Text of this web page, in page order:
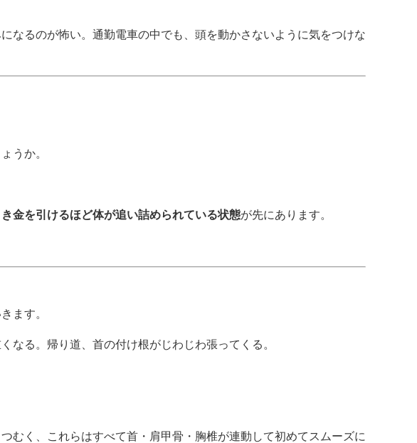
なるのが怖い。通勤電車の中でも、頭を動かさないように気をつけな
うか。
き金を引けるほど体が追い詰められている状態が先にあります。
ます。
なる。帰り道、首の付け根がじわじわ張ってくる。
むく、これらはすべて首・肩甲骨・胸椎が連動して初めてスムーズに